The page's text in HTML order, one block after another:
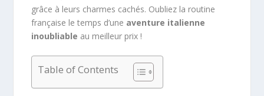
grâce à leurs charmes cachés. Oubliez la routine
française le temps d’une aventure italienne
inoubliable au meilleur prix !
Table of Contents